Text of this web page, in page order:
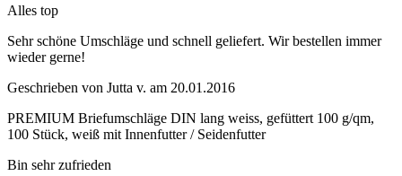
Alles top
Sehr schöne Umschläge und schnell geliefert. Wir bestellen immer
wieder gerne!
Geschrieben von Jutta v. am 20.01.2016
PREMIUM Briefumschläge DIN lang weiss, gefüttert 100 g/qm,
100 Stück, weiß mit Innenfutter / Seidenfutter
Bin sehr zufrieden